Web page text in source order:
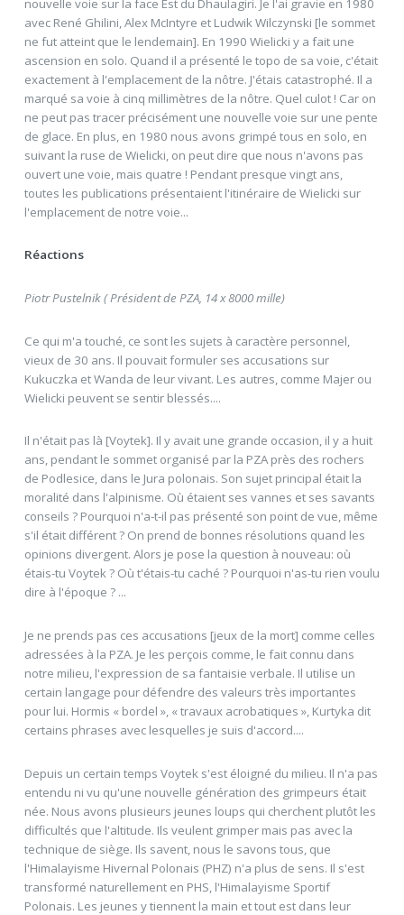
avec René Ghilini, Alex McIntyre et Ludwik Wilczynski [le sommet
ne fut atteint que le lendemain]. En 1990 Wielicki y a fait une
ascension en solo. Quand il a présenté le topo de sa voie, c'était
exactement à l'emplacement de la nôtre. J'étais catastrophé. Il a
marqué sa voie à cinq millimètres de la nôtre. Quel culot ! Car on
ne peut pas tracer précisément une nouvelle voie sur une pente
de glace. En plus, en 1980 nous avons grimpé tous en solo, en
suivant la ruse de Wielicki, on peut dire que nous n'avons pas
ouvert une voie, mais quatre ! Pendant presque vingt ans,
toutes les publications présentaient l'itinéraire de Wielicki sur
l'emplacement de notre voie...
Réactions
Piotr Pustelnik ( Président de PZA, 14 x 8000 mille)
Ce qui m'a touché, ce sont les sujets à caractère personnel,
vieux de 30 ans. Il pouvait formuler ses accusations sur
Kukuczka et Wanda de leur vivant. Les autres, comme Majer ou
Wielicki peuvent se sentir blessés....
Il n'était pas là [Voytek]. Il y avait une grande occasion, il y a huit
ans, pendant le sommet organisé par la PZA près des rochers
de Podlesice, dans le Jura polonais. Son sujet principal était la
moralité dans l'alpinisme. Où étaient ses vannes et ses savants
conseils ? Pourquoi n'a-t-il pas présenté son point de vue, même
s'il était différent ? On prend de bonnes résolutions quand les
opinions divergent. Alors je pose la question à nouveau: où
étais-tu Voytek ? Où t'étais-tu caché ? Pourquoi n'as-tu rien voulu
dire à l'époque ? ...
Je ne prends pas ces accusations [jeux de la mort] comme celles
adressées à la PZA. Je les perçois comme, le fait connu dans
notre milieu, l'expression de sa fantaisie verbale. Il utilise un
certain langage pour défendre des valeurs très importantes
pour lui. Hormis « bordel », « travaux acrobatiques », Kurtyka dit
certains phrases avec lesquelles je suis d'accord....
Depuis un certain temps Voytek s'est éloigné du milieu. Il n'a pas
entendu ni vu qu'une nouvelle génération des grimpeurs était
née. Nous avons plusieurs jeunes loups qui cherchent plutôt les
difficultés que l'altitude. Ils veulent grimper mais pas avec la
technique de siège. Ils savent, nous le savons tous, que
l'Himalayisme Hivernal Polonais (PHZ) n'a plus de sens. Il s'est
transformé naturellement en PHS, l'Himalayisme Sportif
Polonais. Les jeunes y tiennent la main et tout est dans leur